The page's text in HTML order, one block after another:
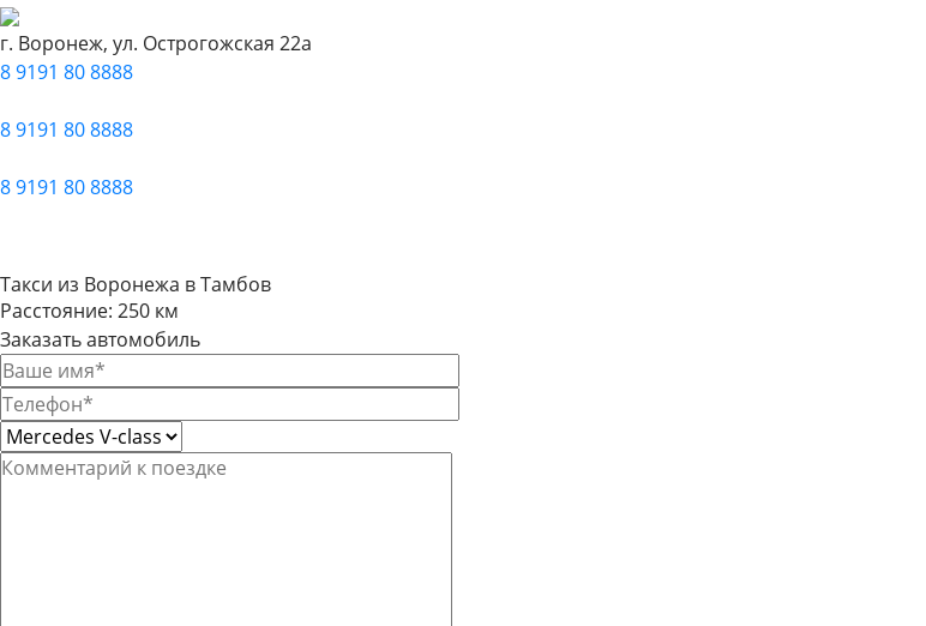
г. Воронеж, ул. Острогожская 22а
8 9191 80 8888
8 9191 80 8888
8 9191 80 8888
Такси из Воронежа в Тамбов
Расстояние: 250 км
Заказать автомобиль